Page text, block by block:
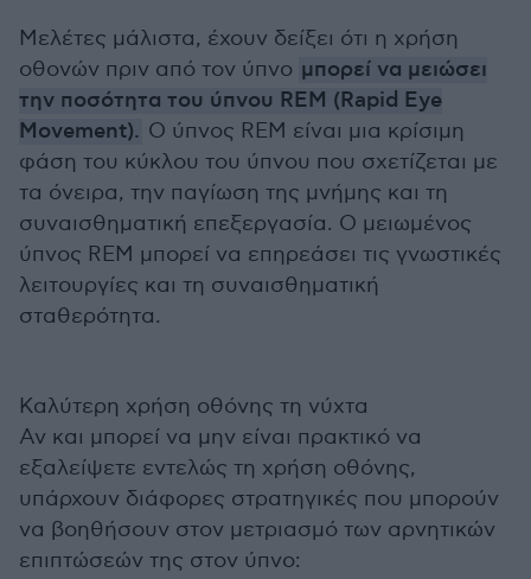
Μελέτες μάλιστα, έχουν δείξει ότι η χρήση
οθονών πριν από τον ύπνο μπορεί να μειώσει
την ποσότητα του ύπνου REM (Rapid Eye
Movement). Ο ύπνος REM είναι μια κρίσιμη
φάση του κύκλου του ύπνου που σχετίζεται με
τα όνειρα, την παγίωση της μνήμης και τη
συναισθηματική επεξεργασία. Ο μειωμένος
ύπνος REM μπορεί να επηρεάσει τις γνωστικές
λειτουργίες και τη συναισθηματική
σταθερότητα.
Καλύτερη χρήση οθόνης τη νύχτα
Αν και μπορεί να μην είναι πρακτικό να
εξαλείψετε εντελώς τη χρήση οθόνης,
υπάρχουν διάφορες στρατηγικές που μπορούν
να βοηθήσουν στον μετριασμό των αρνητικών
επιπτώσεών της στον ύπνο: